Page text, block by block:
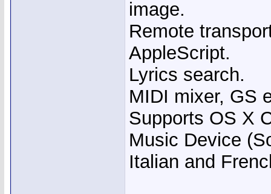
image.
Remote
AppleScript.
Lyrics search.
MIDI mixer, GS
Supports OS X
Music Device
Italian and